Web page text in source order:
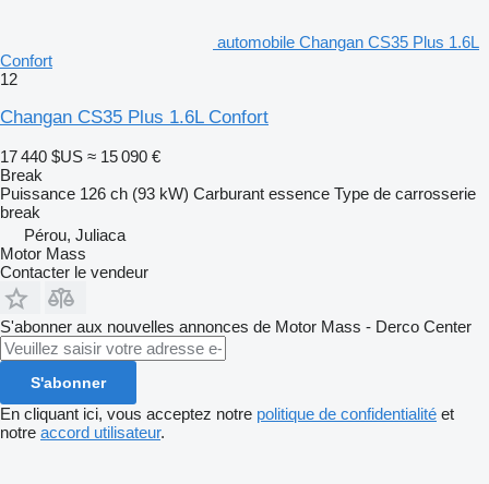
automobile Changan CS35 Plus 1.6L
Confort
12
Changan CS35 Plus 1.6L Confort
17 440 $US ≈ 15 090 €
Break
Puissance 126 ch (93 kW) Carburant essence Type de carrosserie
break
Pérou, Juliaca
Motor Mass
Contacter le vendeur
S'abonner aux nouvelles annonces de Motor Mass - Derco Center
S'abonner
En cliquant ici, vous acceptez notre politique de confidentialité et
notre accord utilisateur.